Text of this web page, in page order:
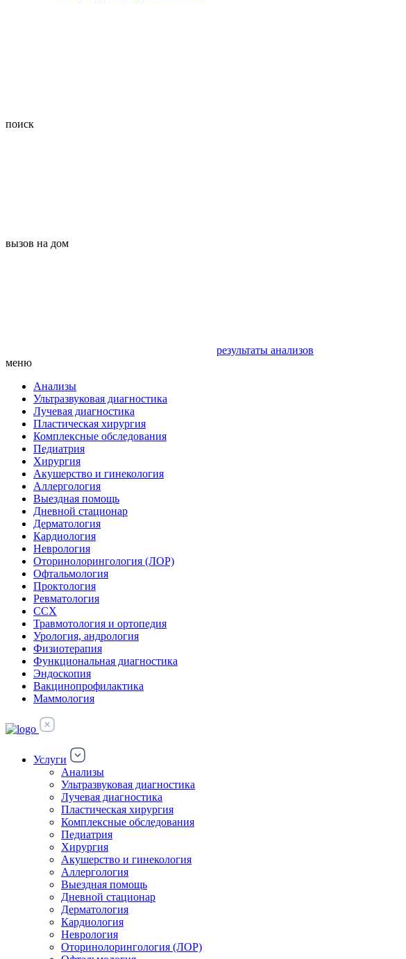
поиск
вызов на дом
результаты анализов
меню
Анализы
Ультразвуковая диагностика
Лучевая диагностика
Пластическая хирургия
Комплексные обследования
Педиатрия
Хирургия
Акушерство и гинекология
Аллергология
Выездная помощь
Дневной стационар
Дерматология
Кардиология
Неврология
Оторинолорингология (ЛОР)
Офтальмология
Проктология
Ревматология
ССХ
Травмотология и ортопедия
Урология, андрология
Физиотерапия
Функциональная диагностика
Эндоскопия
Вакцинопрофилактика
Маммология
Услуги
Анализы
Ультразвуковая диагностика
Лучевая диагностика
Пластическая хирургия
Комплексные обследования
Педиатрия
Хирургия
Акушерство и гинекология
Аллергология
Выездная помощь
Дневной стационар
Дерматология
Кардиология
Неврология
Оторинолорингология (ЛОР)